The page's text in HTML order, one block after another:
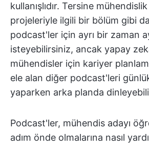
kullanışlıdır. Tersine
projeleriyle ilgili bir bölüm gibi
podcast'ler için ayrı bir zaman
isteyebilirsiniz, ancak yapay
mühendisler için kariyer
ele alan diğer podcast'leri
yaparken arka planda
Podcast'ler, mühendis adayı
adım önde olmalarına nasıl